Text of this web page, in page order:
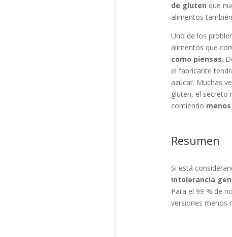
de gluten que
alimentos
Uno de los
alimentos que
como piensas;
el fabricante
azúcar. Muchas
gluten, el secreto
comiendo
Resumen
Si está
intolerancia
Para el 99 % de
versiones menos